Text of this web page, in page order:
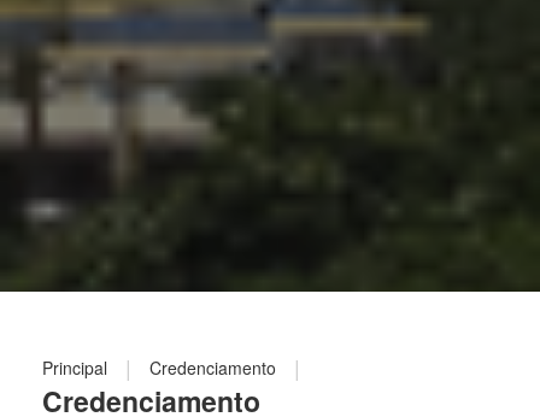
Principal | Credenciamento |
Credenciamento